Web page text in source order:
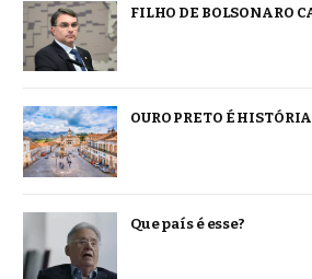
FILHO DE BOLSONARO
OURO PRETO É HISTÓRIA
Que país é esse?